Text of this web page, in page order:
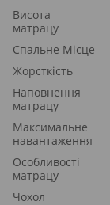
Висота
матрацу
Спальне Місце
Жорсткість
Наповнення
матрацу
Максимальне
навантаження
Особливості
матрацу
Чохол